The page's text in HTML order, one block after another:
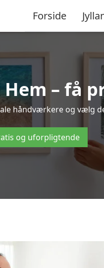
Forside
– få
håndværkere og vælg
og uforpligtende